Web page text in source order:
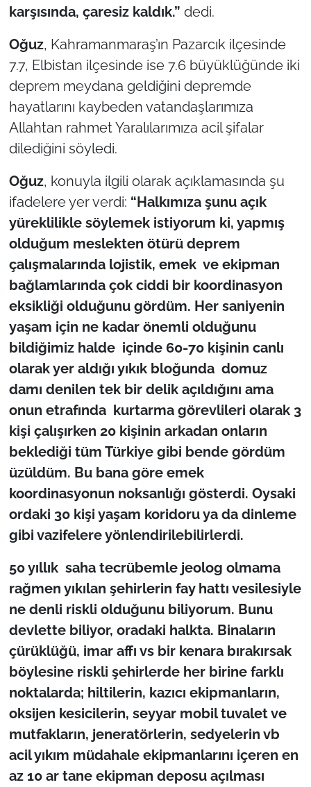
karşısında, çaresiz kaldık.” dedi.
Oğuz, Kahramanmaraş’ın Pazarcık ilçesinde
7.7, Elbistan ilçesinde ise 7.6 büyüklüğünde iki
deprem meydana geldiğini depremde
hayatlarını kaybeden vatandaşlarımıza
Allahtan rahmet Yaralılarımıza acil şifalar
dilediğini söyledi.
Oğuz, konuyla ilgili olarak açıklamasında şu
ifadelere yer verdi: “Halkımıza şunu açık
yüreklilikle söylemek istiyorum ki, yapmış
olduğum meslekten ötürü deprem
çalışmalarında lojistik, emek ve ekipman
bağlamlarında çok ciddi bir koordinasyon
eksikliği olduğunu gördüm. Her saniyenin
yaşam için ne kadar önemli olduğunu
bildiğimiz halde içinde 60-70 kişinin canlı
olarak yer aldığı yıkık bloğunda domuz
damı denilen tek bir delik açıldığını ama
onun etrafında kurtarma görevlileri olarak 3
kişi çalışırken 20 kişinin arkadan onların
beklediği tüm Türkiye gibi bende gördüm
üzüldüm. Bu bana göre emek
koordinasyonun noksanlığı gösterdi. Oysaki
ordaki 30 kişi yaşam koridoru ya da dinleme
gibi vazifelere yönlendirilebilirlerdi.
50 yıllık saha tecrübemle jeolog olmama
rağmen yıkılan şehirlerin fay hattı vesilesiyle
ne denli riskli olduğunu biliyorum. Bunu
devlette biliyor, oradaki halkta. Binaların
çürüklüğü, imar affı vs bir kenara bırakırsak
böylesine riskli şehirlerde her birine farklı
noktalarda; hiltilerin, kazıcı ekipmanların,
oksijen kesicilerin, seyyar mobil tuvalet ve
mutfakların, jeneratörlerin, sedyelerin vb
acil yıkım müdahale ekipmanlarını içeren en
az 10 ar tane ekipman deposu açılması
Güvenlik
Genel
Politika
Dış Haberler
İş Dünyası
Bilim Teknoloji
English News
Canlı Maç
Finans
Genel-A
Gündem-Eğitim